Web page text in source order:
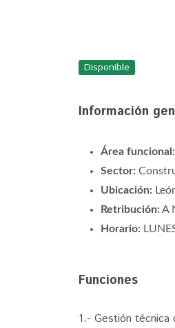
Disponible
Información
Área funcional:
Sector:
Ubicación:
Retribución: A
Horario:
Funciones
1.- Gestión técnica